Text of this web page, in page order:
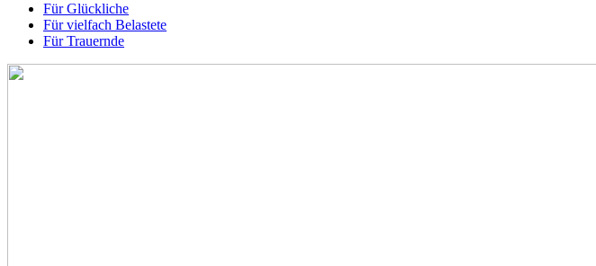
Für Glückliche
Für vielfach Belastete
Für Trauernde